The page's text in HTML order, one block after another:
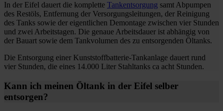
In der Eifel dauert die komplette Tankentsorgung samt Abpumpen
des Restöls, Entfernung der Versorgungsleitungen, der Reinigung
des Tanks sowie der eigentlichen Demontage zwischen vier Stunden
und zwei Arbeitstagen. Die genaue Arbeitsdauer ist abhängig von
der Bauart sowie dem Tankvolumen des zu entsorgenden Öltanks.
Die Entsorgung einer Kunststoffbatterie-Tankanlage dauert rund
vier Stunden, die eines 14.000 Liter Stahltanks ca acht Stunden.
Kann ich meinen Öltank in der Eifel selber
entsorgen?